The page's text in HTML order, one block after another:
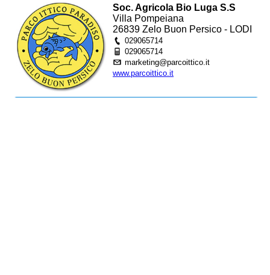
Soc. Agricola Bio Luga S.S
Villa Pompeiana
26839 Zelo Buon Persico - LODI
029065714
029065714
marketing@parcoittico.it
www.parcoittico.it